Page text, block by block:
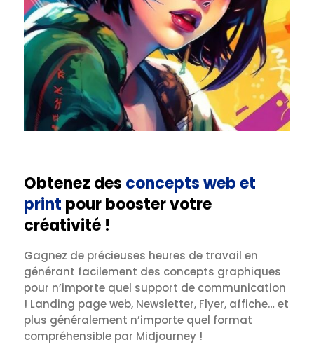
Obtenez des concepts web et
print pour booster votre
créativité !
Gagnez de précieuses heures de travail en
générant facilement des concepts graphiques
pour n’importe quel support de communication
! Landing page web, Newsletter, Flyer, affiche… et
plus généralement n’importe quel format
compréhensible par Midjourney !